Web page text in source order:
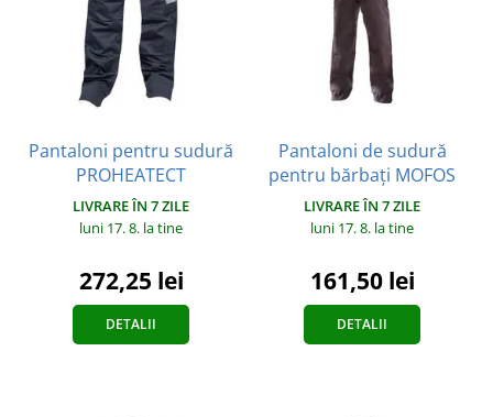
Pantaloni pentru sudură
PROHEATECT
LIVRARE ÎN 7 ZILE
luni 17. 8. la tine
272,25 lei
DETALII
Pantaloni de sudură
pentru bărbați MOFOS
LIVRARE ÎN 7 ZILE
luni 17. 8. la tine
161,50 lei
DETALII